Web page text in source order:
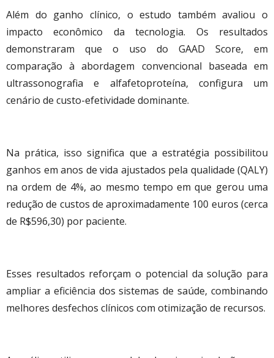
Além do ganho clínico, o estudo também avaliou o
impacto econômico da tecnologia. Os resultados
demonstraram que o uso do GAAD Score, em
comparação à abordagem convencional baseada em
ultrassonografia e alfafetoproteína, configura um
cenário de custo-efetividade dominante.
Na prática, isso significa que a estratégia possibilitou
ganhos em anos de vida ajustados pela qualidade (QALY)
na ordem de 4%, ao mesmo tempo em que gerou uma
redução de custos de aproximadamente 100 euros (cerca
de R$596,30) por paciente.
Esses resultados reforçam o potencial da solução para
ampliar a eficiência dos sistemas de saúde, combinando
melhores desfechos clínicos com otimização de recursos.